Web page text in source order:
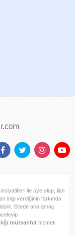
ile üye olup, ilan
bilgi verdiğinin farkında
Sitede ana amaç,
müteahhit hizmeti